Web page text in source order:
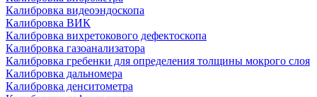
Калибровка видеоэндоскопа
Калибровка ВИК
Калибровка вихретокового дефектоскопа
Калибровка газоанализатора
Калибровка гребенки для определения толщины мокрого слоя
Калибровка дальномера
Калибровка денситометра